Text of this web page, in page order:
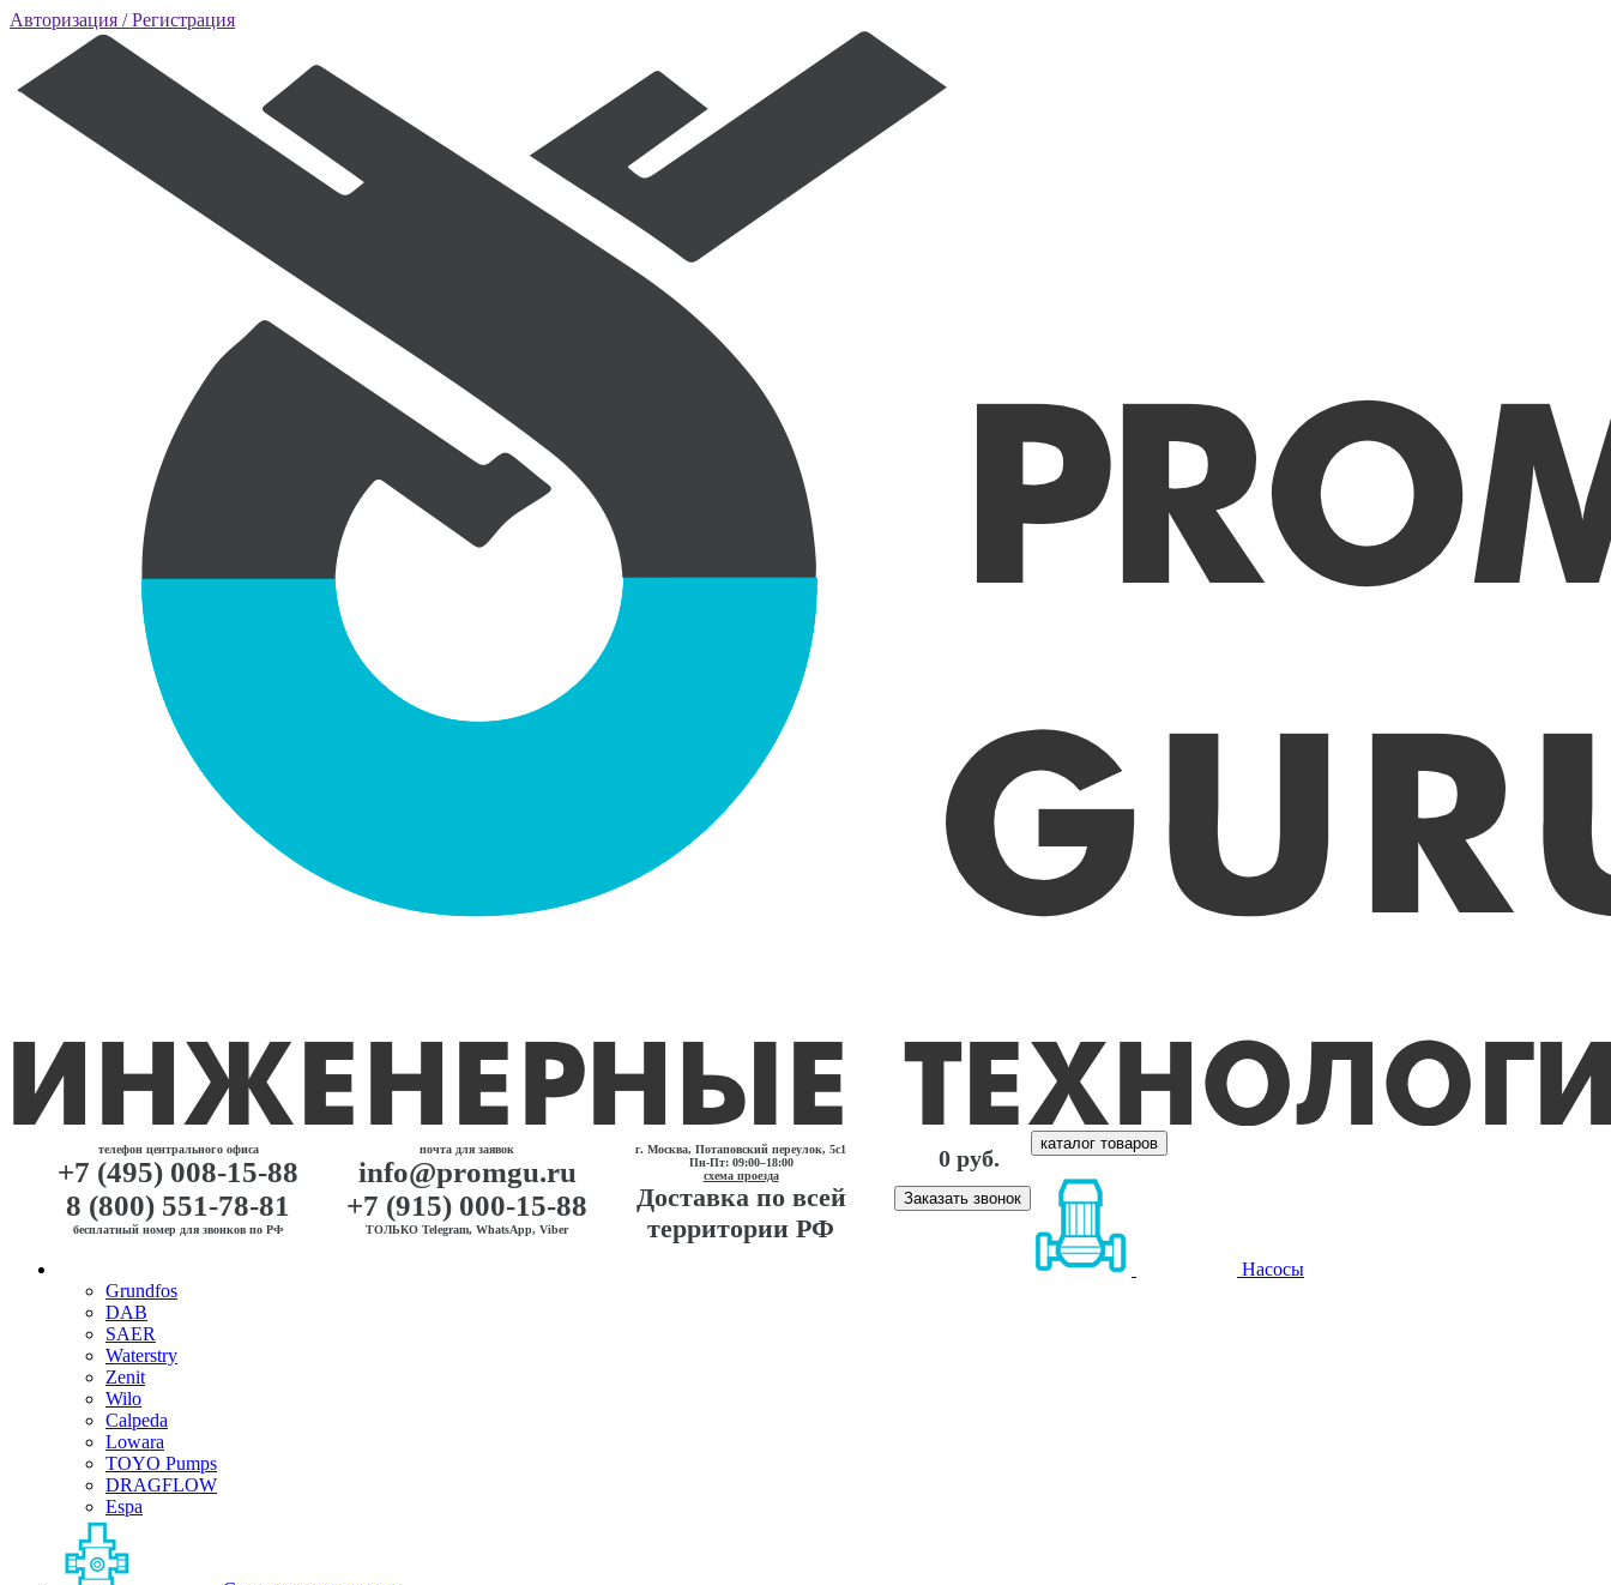
Авторизация / Регистрация
телефон центрального офиса
+7 (495) 008-15-88
8 (800) 551-78-81
бесплатный номер для звонков по РФ
почта для заявок
info@promgu.ru
+7 (915) 000-15-88
ТОЛЬКО Telegram, WhatsApp, Viber
г. Москва, Потаповский переулок, 5с1
Пн-Пт: 09:00–18:00
схема проезда
Доставка по всей
территории РФ
0 руб.
Заказать звонок
каталог товаров
Насосы
Grundfos
DAB
SAER
Waterstry
Zenit
Wilo
Calpeda
Lowara
TOYO Pumps
DRAGFLOW
Espa